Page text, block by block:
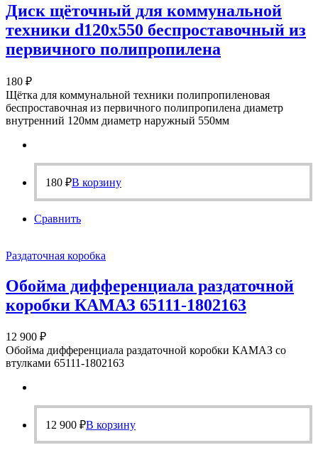
Диск щёточный для коммунальной
техники d120х550 беспроставочный из
первичного полипропилена
180 ₽
Щётка для коммунальной техники полипропиленовая
беспроставочная из первичного полипропилена диаметр
внутренний 120мм диаметр наружный 550мм
180 ₽В корзину
Сравнить
Раздаточная коробка
Обойма дифференциала раздаточной
коробки КАМАЗ 65111-1802163
12 900 ₽
Обойма дифференциала раздаточной коробки КАМАЗ со
втулками 65111-1802163
12 900 ₽В корзину